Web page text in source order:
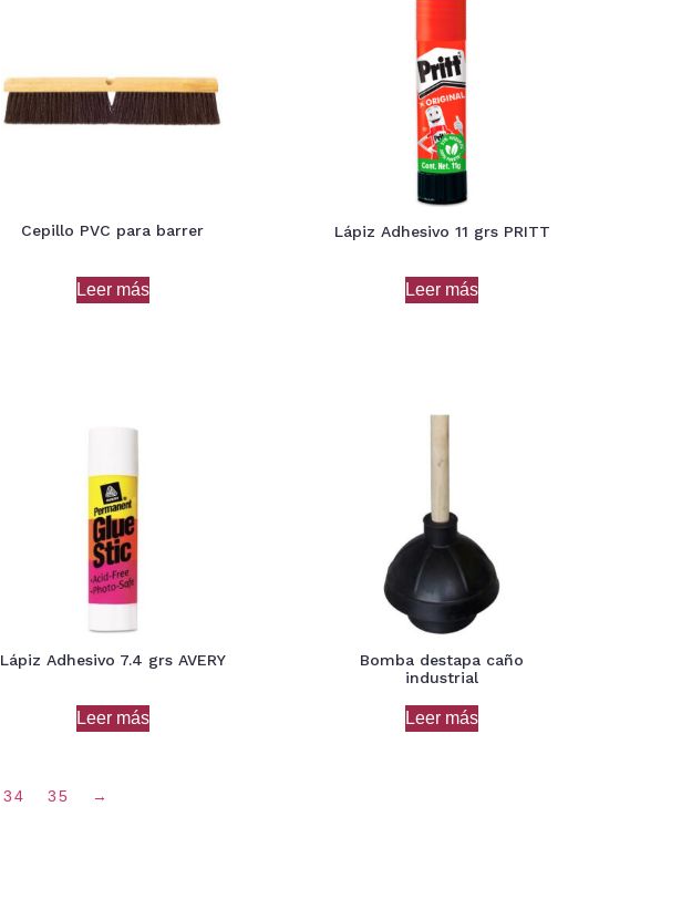
Cepillo PVC para barrer
Leer más
Lápiz Adhesivo 11 grs PRITT
Leer más
Lápiz Adhesivo 7.4 grs AVERY
Leer más
Bomba destapa caño
industrial
Leer más
34 35 →